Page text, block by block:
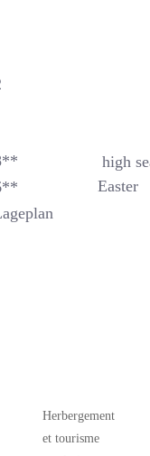
high
Easter
Herbergement
et tourisme